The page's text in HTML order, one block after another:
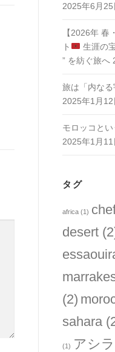
2025年6月25
【2026年 春
ト
生涯の
” を紡ぐ旅へ
旅は「内な
2025年1月12
モロッコとい
2025年1月11
タグ
africa (1)
desert
(2)
sahara
(1) アシラ